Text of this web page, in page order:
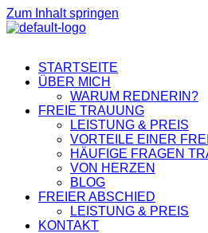
Zum Inhalt springen
STARTSEITE
ÜBER MICH
WARUM REDNERIN?
FREIE TRAUUNG
LEISTUNG & PREIS
VORTEILE EINER
HÄUFIGE FRAGEN
VON HERZEN
BLOG
FREIER ABSCHIED
LEISTUNG & PREIS
KONTAKT